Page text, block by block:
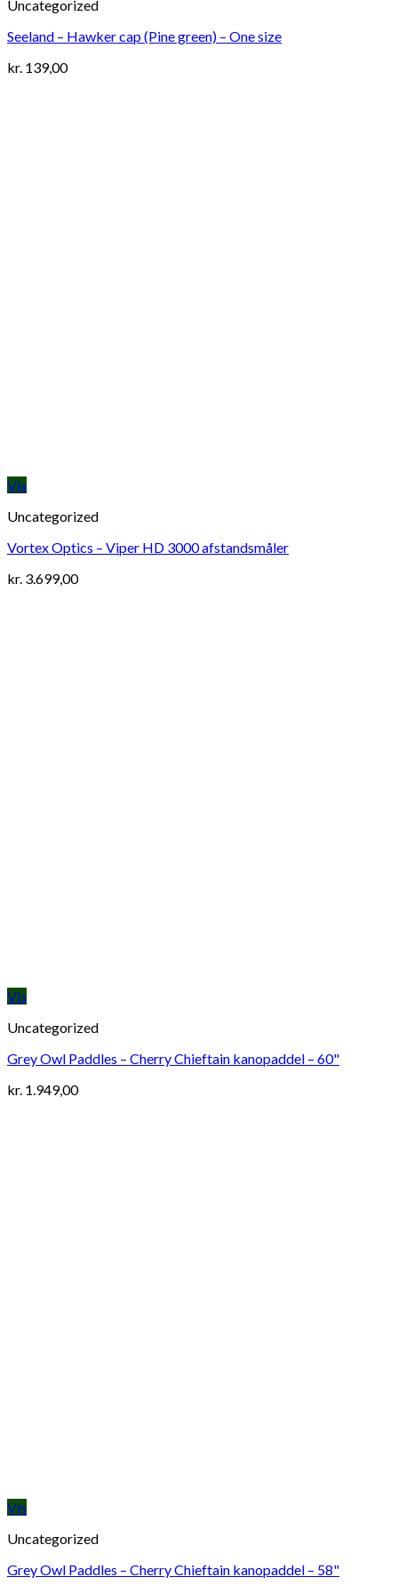
Uncategorized
Seeland – Hawker cap (Pine green) – One size
kr. 139,00
Vis
Uncategorized
Vortex Optics – Viper HD 3000 afstandsmåler
kr. 3.699,00
Vis
Uncategorized
Grey Owl Paddles – Cherry Chieftain kanopaddel – 60"
kr. 1.949,00
Vis
Uncategorized
Grey Owl Paddles – Cherry Chieftain kanopaddel – 58"